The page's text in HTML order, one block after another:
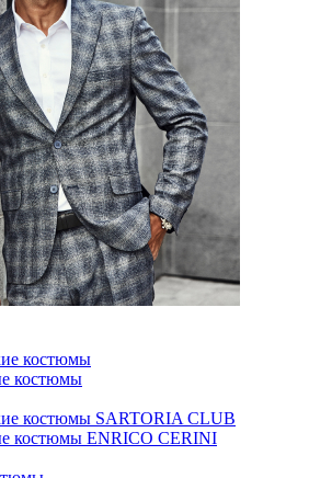
костюмы
костюмы
костюмы SARTORIA CLUB
костюмы ENRICO CERINI